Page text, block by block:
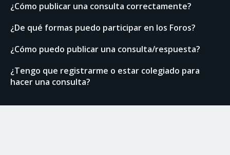
¿Cómo publicar una consulta correctamente?
¿De qué formas puedo participar en los Foros?
¿Cómo puedo publicar una consulta/respuesta?
¿Tengo que registrarme o estar colegiado para
hacer una consulta?